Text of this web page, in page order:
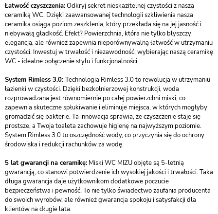
Łatwość czyszczenia:Odkryj sekret nieskazitelnej czystości z naszą
ceramiką WC. Dzięki zaawansowanej technologii szkliwienia nasza
ceramika osiąga poziom zeszklenia, który przekłada się na jej jasność i
niebywałą gładkość. Efekt? Powierzchnia, która nie tylko błyszczy
elegancją, ale również zapewnia nieporównywalną łatwość w utrzymaniu
czystości. Inwestuj w trwałość i niezawodność, wybierając naszą ceramikę
WC - idealne połączenie stylu i funkcjonalności.
System Rimless 3.0: Technologia Rimless 3.0 to rewolucja w utrzymaniu
łazienki w czystości. Dzięki bezkołnierzowej konstrukcji, woda
rozprowadzana jest równomiernie po całej powierzchni miski, co
zapewnia skuteczne spłukiwanie i eliminuje miejsca, w których mogłyby
gromadzić się bakterie. Ta innowacja sprawia, że czyszczenie staje się
prostsze, a Twoja toaleta zachowuje higienę na najwyższym poziomie.
System Rimless 3.0 to oszczędność wody, co przyczynia się do ochrony
środowiska i redukcji rachunków za wodę.
5 lat gwarancji na ceramikę: Miski WC MIZU objęte są 5-letnią
gwarancją, co stanowi potwierdzenie ich wysokiej jakości i trwałości. Taka
długa gwarancja daje użytkownikom dodatkowe poczucie
bezpieczeństwa i pewność. To nie tylko świadectwo zaufania producenta
do swoich wyrobów, ale również gwarancja spokoju i satysfakcji dla
klientów na długie lata.